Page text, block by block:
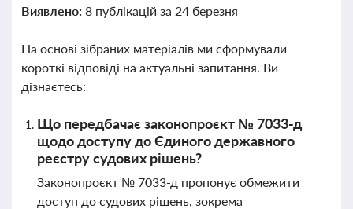
Виявлено: 8 публікацій за 24 березня
На основі зібраних матеріалів ми сформували
короткі відповіді на актуальні запитання. Ви
дізнаєтесь:
Що передбачає законопроєкт № 7033-д
щодо доступу до Єдиного державного
реєстру судових рішень?
Законопроєкт № 7033-д пропонує обмежити
доступ до судових рішень, зокрема